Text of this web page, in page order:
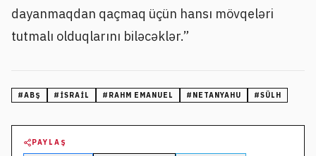
dayanmaqdan qaçmaq üçün hansı mövqeləri
tutmalı olduqlarını biləcəklər.”
#ABŞ # İSRAIL # RAHM EMANUEL # NETANYAHU #SÜLH
PAYLAŞ